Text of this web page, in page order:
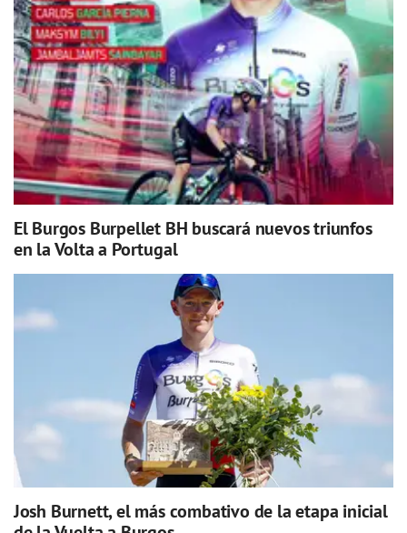
El Burgos Burpellet BH buscará nuevos triunfos
en la Volta a Portugal
Josh Burnett, el más combativo de la etapa inicial